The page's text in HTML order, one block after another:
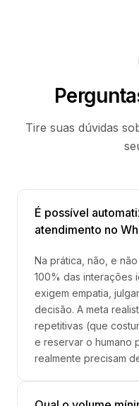
Tire suas dúvidas
É possível
atendimento no
Na prática, não, e
100% das interações
exigem empatia,
decisão. A meta
repetitivas (que
e reservar o humano
realmente precisam